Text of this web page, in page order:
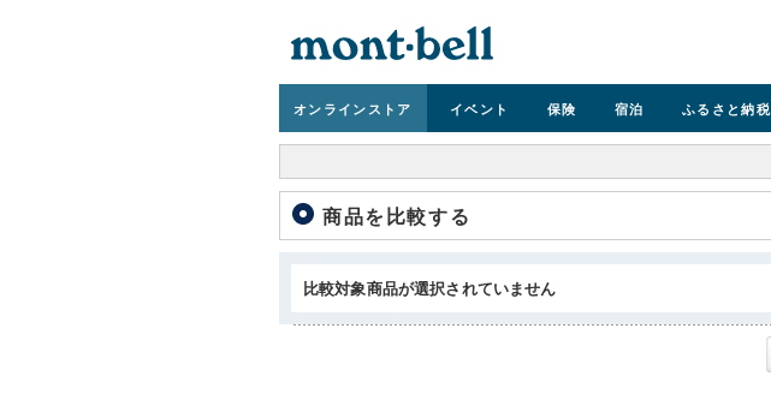
オンラインストア イベント 保険 宿泊 ふるさと納税
商品を比較する
比較対象商品が選択されていません